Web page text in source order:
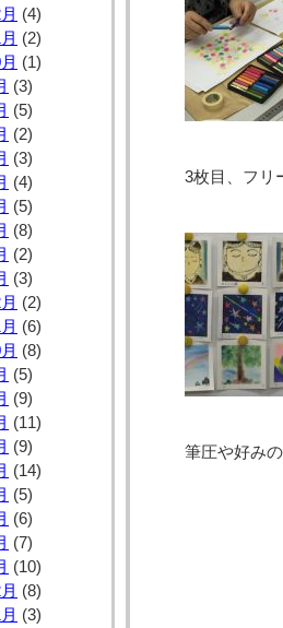
(4)
(2)
(1)
(3)
(5)
(2)
(3)
(4)
(5)
(8)
(2)
(3)
(2)
(6)
(8)
(5)
(9)
(11)
(9)
(14)
(5)
(6)
(7)
(10)
(8)
(3)
3枚目、フリ
筆圧や好み